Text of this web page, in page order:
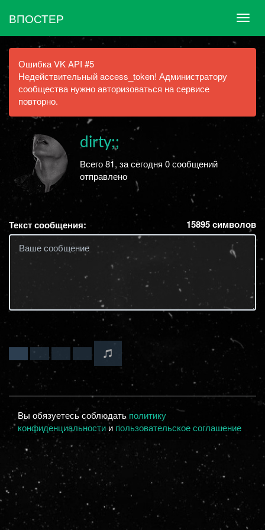
ВПОСТЕР
Ошибка VK API #5
Недействительный access_token! Администратору
сообщества нужно авторизоваться на сервисе
повторно.
dirty;;
Всего 81, за сегодня 0 сообщений
отправлено
Текст сообщения: 15895символов
Вы обязуетесь соблюдать политику
конфиденциальности и пользовательское соглашение